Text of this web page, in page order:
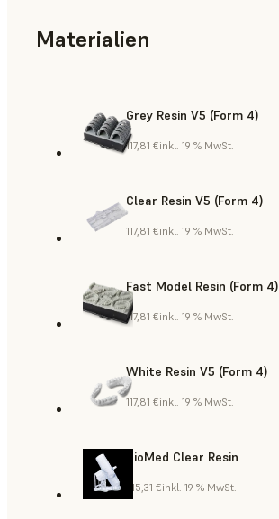
Materialien
Grey Resin V5 (Form 4)
117,81 €inkl. 19 % MwSt.
Clear Resin V5 (Form 4)
117,81 €inkl. 19 % MwSt.
Fast Model Resin (Form 4)
117,81 €inkl. 19 % MwSt.
White Resin V5 (Form 4)
117,81 €inkl. 19 % MwSt.
BioMed Clear Resin
415,31 €inkl. 19 % MwSt.